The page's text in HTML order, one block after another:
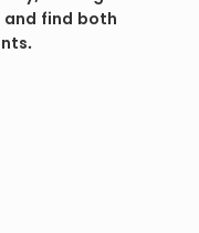
find both